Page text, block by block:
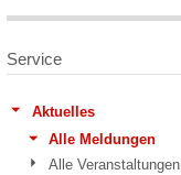
Service
Aktuelles
Alle Meldungen
Alle Veranstaltungen